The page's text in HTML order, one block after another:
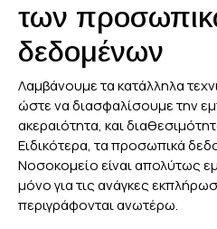
των
δεδομένων
Λαμβάνουμε τα κατάλληλα
ώστε να διασφαλίσουμε την
ακεραιότητα, και
Ειδικότερα, τα προσωπικά
Νοσοκομείο είναι απολύτως
μόνο για τις ανάγκες
περιγράφονται ανωτέρω.